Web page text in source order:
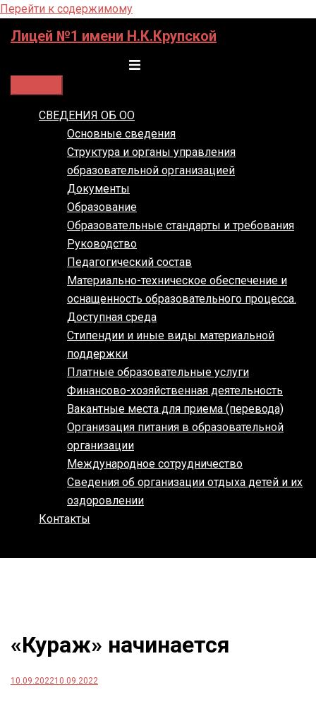
Перейти к содержимому
Лицей №1 имени Н.К.Крупской
СВЕДЕНИЯ ОБ ОО
Основные сведения
Структура и органы управления
образовательной организацией
Документы
Образование
Образовательные стандарты и требования
Руководство
Педагогический состав
Материально-техническое обеспечение и
оснащенность образовательного процесса.
Доступная среда
Стипендии и иные виды материальной
поддержки
Платные образовательные услуги
Финансово-хозяйственная деятельность
Вакантные места для приема (перевода)
Организация питания в образовательной
организации
Международное сотрудничество
Сведения об организации отдыха детей и их
оздоровлении
Контакты
«Кураж» начинается
10.09.202210.09.2022